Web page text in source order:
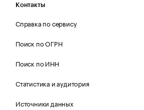
Контакты
Справка по сервису
Поиск по ОГРН
Поиск по ИНН
Статистика и аудитория
Источники данных